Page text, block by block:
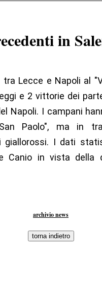
in
Lecce e Napoli al
e 2 vittorie dei
Napoli. I campani
Paolo", ma in
giallorossi. I dati
Canio in vista della
archivio news